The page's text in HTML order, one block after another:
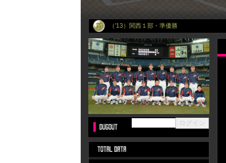
（'13）関西１部・準優勝